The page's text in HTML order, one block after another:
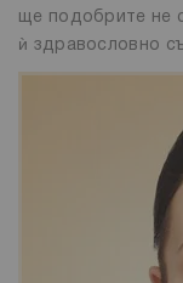
ще подобрите не
ѝ здравословно